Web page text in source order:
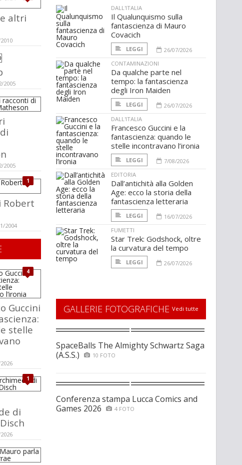
altri
2005
2005
1
Robert
2004
4
Guccini
stelle
1
di
DALL'ITALIA
Il Qualunquismo sulla
fantascienza di Mauro
Covacich
LEGGI
26/07/2026
CONTAMINAZIONI
Da qualche parte nel
tempo: la fantascienza
degli Iron Maiden
LEGGI
26/07/2026
DALL'ITALIA
Francesco Guccini e la
fantascienza: quando le
stelle incontravano l’ironia
LEGGI
7/08/2026
EDITORIA
Dall’antichità alla Golden
Age: ecco la storia della
fantascienza letteraria
LEGGI
16/07/2026
FUMETTI
Star Trek: Godshock, oltre
la curvatura del tempo
LEGGI 26/07/2026
GALLERIE FOTOGRAFICHE Vedi tutte
SpaceBalls The Almighty Schwartz Saga
(A.S.S.)
10 FOTO
Conferenza stampa Lucca Comics and
Games 2026
4 FOTO